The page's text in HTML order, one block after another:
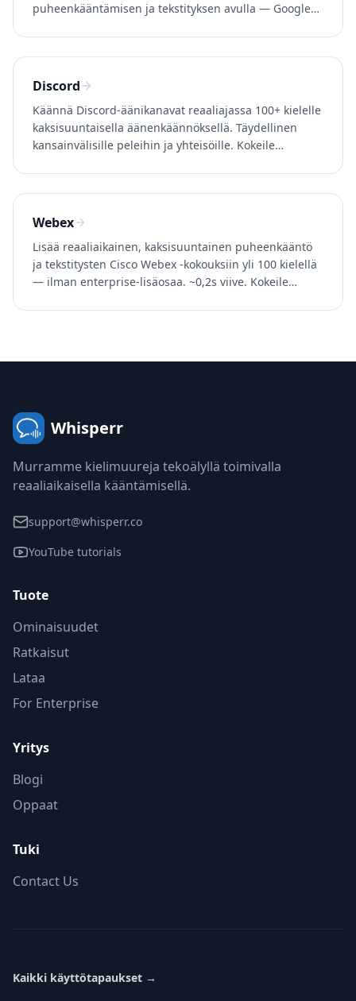
puheenkääntämisen ja tekstityksen avulla — Google
Discord
Käännä Discord-äänikanavat reaaliajassa 100+ kielelle
kaksisuuntaisella äänenkäännöksellä. Täydellinen
kansainvälisille peleihin ja yhteisöille. Kokeile
Webex
Lisää reaaliaikainen, kaksisuuntainen puheenkääntö
ja tekstitysten Cisco Webex -kokouksiin yli 100 kielellä
— ilman enterprise-lisäosaa. ~0,2s viive. Kokeile
Whisperr
Murramme kielimuureja tekoälyllä toimivalla
reaaliaikaisella kääntämisellä.
support@whisperr.co
YouTube tutorials
Tuote
Ominaisuudet
Ratkaisut
Lataa
For Enterprise
Yritys
Blogi
Oppaat
Tuki
Contact Us
Kaikki käyttötapaukset →